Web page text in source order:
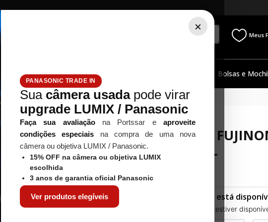
×
PANASONIC TRADE IN
Sua câmera usadapode virar
upgrade LUMIX / Panasonic
Faça sua avaliaçãona Portssar eaproveite
condições especiais na compra de uma nova
câmera ou objetiva LUMIX / Panasonic.
15% OFF na câmera ou objetiva LUMIX
escolhida
3 anos de garantia oficial Panasonic
Ver produtos elegíveis
Meus
Tripé / Monopé Estúdio / Iluminação Bolsas e
BINÓCULO
7X50 WP-XL
Este produto não está
Quero saber quando estiver